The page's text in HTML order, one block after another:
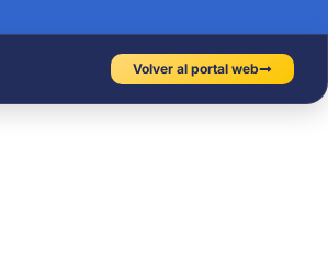
Volver al portal web